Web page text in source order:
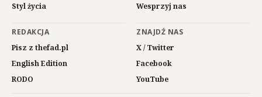
Styl życia
Wesprzyj nas
REDAKCJA
Pisz z thefad.pl
English Edition
RODO
ZNAJDŹ NAS
X / Twitter
Facebook
YouTube